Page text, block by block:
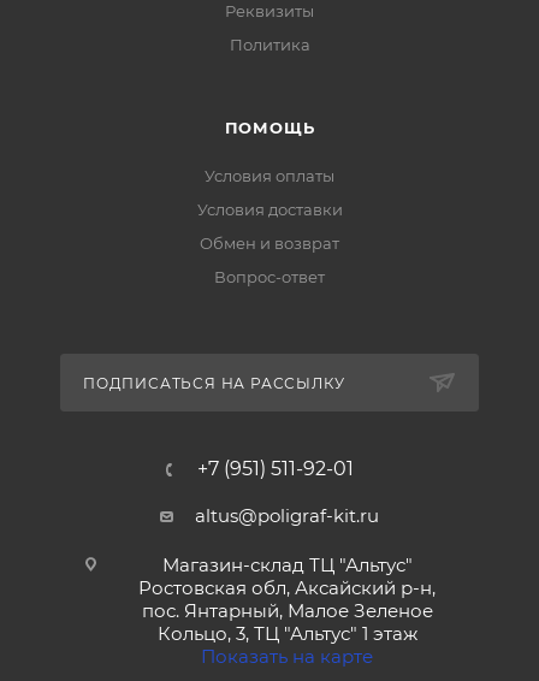
Реквизиты
Политика
ПОМОЩЬ
Условия оплаты
Условия доставки
Обмен и возврат
Вопрос-ответ
ПОДПИСАТЬСЯ НА РАССЫЛКУ
+7 (951) 511-92-01
altus@poligraf-kit.ru
Магазин-склад ТЦ "Альтус"
Ростовская обл, Аксайский р-н,
пос. Янтарный, Малое Зеленое
Кольцо, 3, ТЦ "Альтус" 1 этаж
Показать на карте